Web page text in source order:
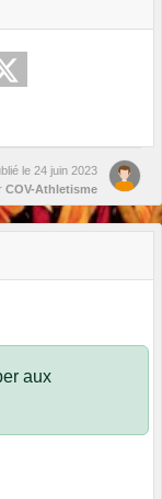
le 24 juin 2023
COV-Athletisme
aux